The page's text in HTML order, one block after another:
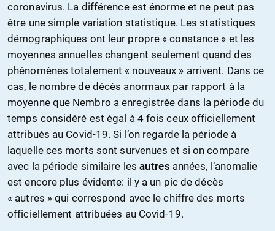
coronavirus. La différence est énorme et ne peut pas
être une simple variation statistique. Les statistiques
démographiques ont leur propre « constance » et les
moyennes annuelles changent seulement quand des
phénomènes totalement « nouveaux » arrivent. Dans ce
cas, le nombre de décès anormaux par rapport à la
moyenne que Nembro a enregistrée dans la période du
temps considéré est égal à 4 fois ceux officiellement
attribués au Covid-19. Si l’on regarde la période à
laquelle ces morts sont survenues et si on compare
avec la période similaire lesautres années, l’anomalie
est encore plus évidente: il y a un pic de décès
« autres »qui correspond avec le chiffredes morts
officiellement attribuées auCovid-19.